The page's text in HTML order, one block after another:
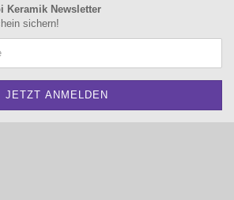
Keramik Newsletter
sichern!